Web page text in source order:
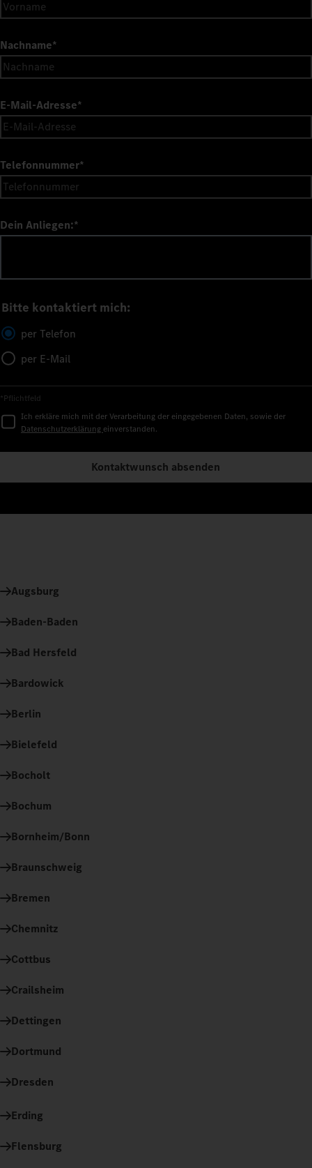
Nachname*
E-Mail-Adresse*
Telefonnummer*
Dein Anliegen:*
Bitte kontaktiert mich:
per Telefon
per E-Mail
*Pflichtfeld
Ich erkläre mich mit der Verarbeitung der eingegebenen Daten, sowie der
Datenschutzerklärung einverstanden.
Kontaktwunsch absenden
Augsburg
Baden-Baden
Bad Hersfeld
Bardowick
Berlin
Bielefeld
Bocholt
Bochum
Bornheim/Bonn
Braunschweig
Bremen
Chemnitz
Cottbus
Crailsheim
Dettingen
Dortmund
Dresden
Erding
Flensburg